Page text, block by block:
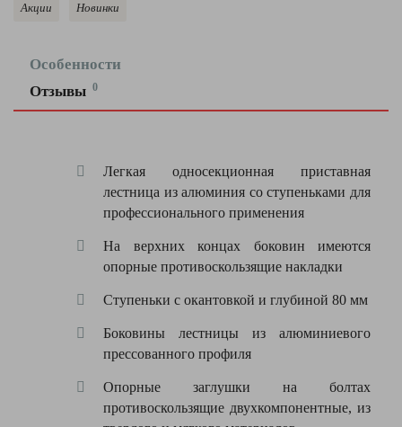
Акции Новинки
Особенности
Отзывы 0
Легкая односекционная приставная
лестница из алюминия со ступеньками для
профессионального применения
На верхних концах боковин имеются
опорные противоскользящие накладки
Ступеньки с окантовкой и глубиной 80 мм
Боковины лестницы из алюминиевого
прессованного профиля
Опорные заглушки на болтах
противоскользящие двухкомпонентные, из
Оставить
Комментарий